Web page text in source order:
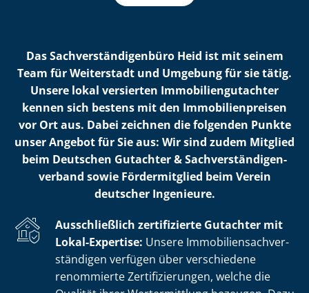
Das Sach­ver­stän­di­gen­bü­ro Heid ist mit seinem
Team für Weiterstadt und Umgebung für sie tätig.
Unsere lokal versierten Im­mo­bi­li­en­gut­ach­ter
kennen sich bestens mit den Im­mo­bi­li­en­prei­sen
vor Ort aus. Dabei zeichnen die folgenden Punkte
unser Angebot für Sie aus: Wir sind zudem Mitglied
beim Deutschen Gutachter & Sach­ver­stän­di­gen­
ver­band sowie Fördermitglied beim Verein
deutscher Ingenieure.
Ausschließlich zertifizierte Gutachter mit
Lokal-Expertise: Unsere Im­mo­bi­li­en­sach­ver­
stän­di­gen verfügen über verschiedene
renommierte Zer­ti­fi­zie­run­gen, welche die